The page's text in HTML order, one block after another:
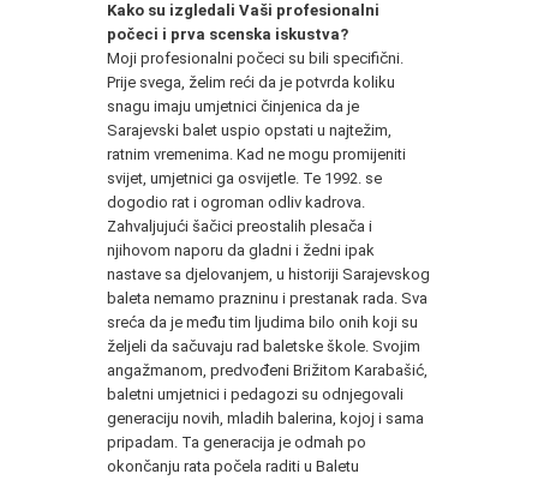
Kako su izgledali Vaši profesionalni
počeci i prva scenska iskustva?
Moji profesionalni počeci su bili specifični.
Prije svega, želim reći da je potvrda koliku
snagu imaju umjetnici činjenica da je
Sarajevski balet uspio opstati u najtežim,
ratnim vremenima. Kad ne mogu promijeniti
svijet, umjetnici ga osvijetle. Te 1992. se
dogodio rat i ogroman odliv kadrova.
Zahvaljujući šačici preostalih plesača i
njihovom naporu da gladni i žedni ipak
nastave sa djelovanjem, u historiji Sarajevskog
baleta nemamo prazninu i prestanak rada. Sva
sreća da je među tim ljudima bilo onih koji su
željeli da sačuvaju rad baletske škole. Svojim
angažmanom, predvođeni Brižitom Karabašić,
baletni umjetnici i pedagozi su odnjegovali
generaciju novih, mladih balerina, kojoj i sama
pripadam. Ta generacija je odmah po
okončanju rata počela raditi u Baletu